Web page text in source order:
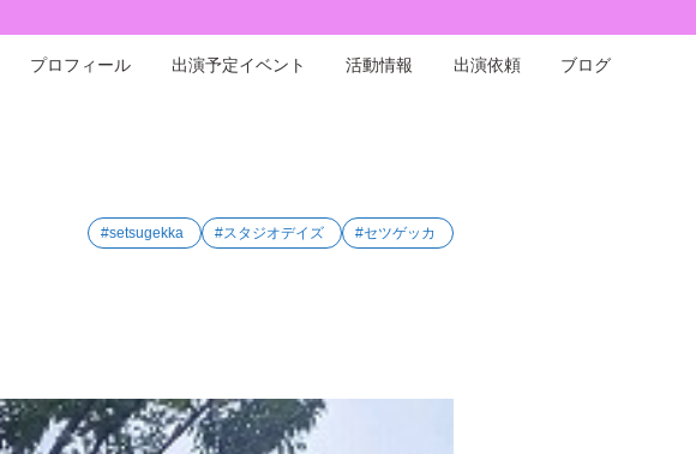
プロフィール 出演予定イベント 活動情報 出演依頼 ブログ
#setsugekka #スタジオデイズ #セツゲッカ